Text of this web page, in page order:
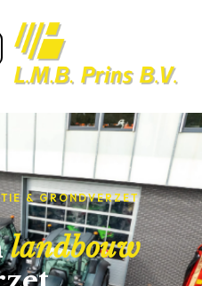
& GRONDVERZET
landbouw